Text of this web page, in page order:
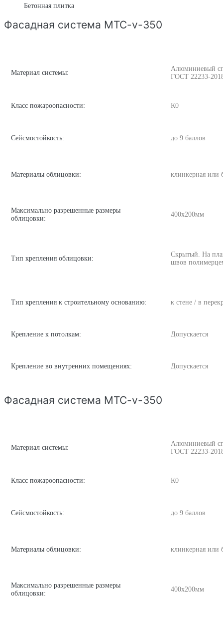
Бетонная плитка
Фасадная система MTC-v-350
Материал системы:
Алюминиевый
ГОСТ 22233-
Класс пожароопасности: К0
Сейсмостойкость: до 9 баллов
Материалы облицовки: клинкерная или
Максимально разрешенные размеры
облицовки:
400х200мм
Тип крепления облицовки:
Скрытый. На
швов
Тип крепления к строительному основанию: к стене / в
Крепление к потолкам: Допускается
Крепление во внутренних помещениях: Допускается
Фасадная система MTC-v-350
Материал системы:
Алюминиевый
ГОСТ 22233-
Класс пожароопасности: К0
Сейсмостойкость: до 9 баллов
Материалы облицовки: клинкерная или
Максимально разрешенные размеры
облицовки:
400х200мм